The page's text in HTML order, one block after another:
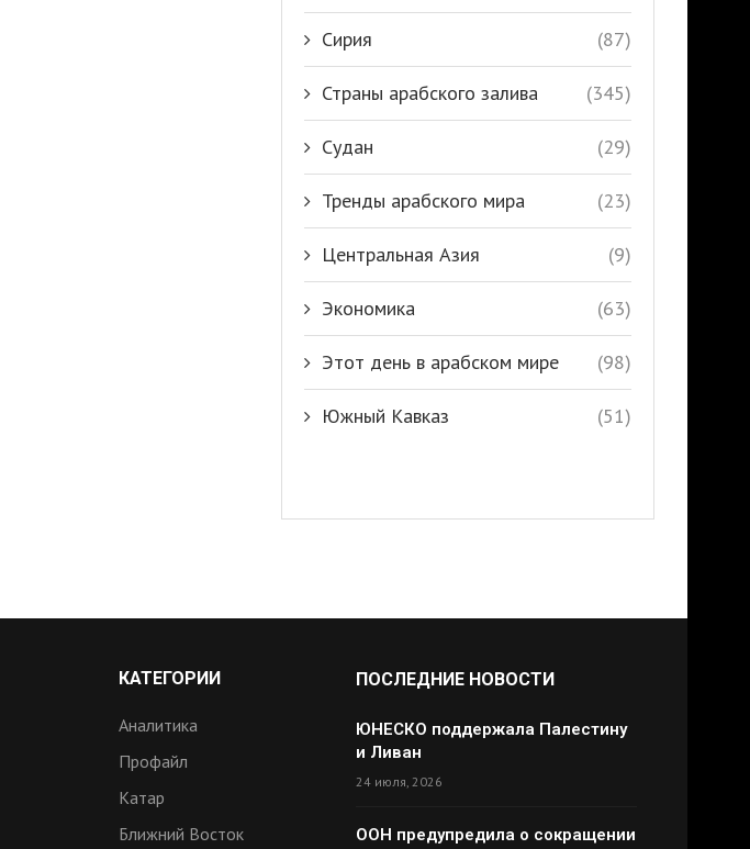
Сирия (87)
Страны арабского залива (345)
Судан (29)
Тренды арабского мира (23)
Центральная Азия (9)
Экономика (63)
Этот день в арабском мире (98)
Южный Кавказ (51)
КАТЕГОРИИ
Аналитика
Профайл
Катар
Ближний Восток
ПОСЛЕДНИЕ НОВОСТИ
ЮНЕСКО поддержала Палестину
и Ливан
24 июля, 2026
ООН предупредила о сокращении